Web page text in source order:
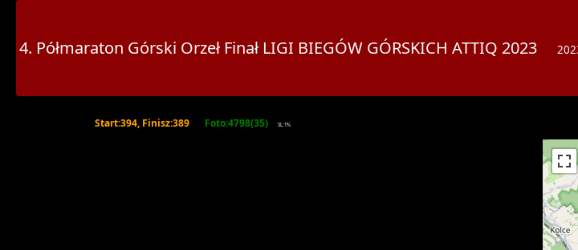
4. Półmaraton Górski Orzeł Finał LIGI BIEGÓW GÓRSKICH ATTIQ 2023
Start:394, Finisz:389 Foto:4798(35) SL:1%